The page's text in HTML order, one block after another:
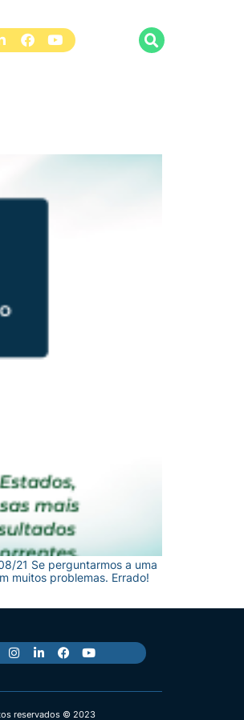
21 Se perguntarmos a uma
muitos problemas. Errado!
reservados © 2023